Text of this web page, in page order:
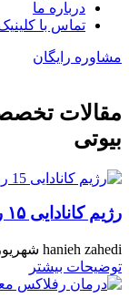
درباره ما
تماس با
مشاوره رایگان
مقالات
بیوتی
رژیم کانادایی ۱۵ روزه
hanieh zahedi شهریور ۱۶,
توضیحات بیشتر